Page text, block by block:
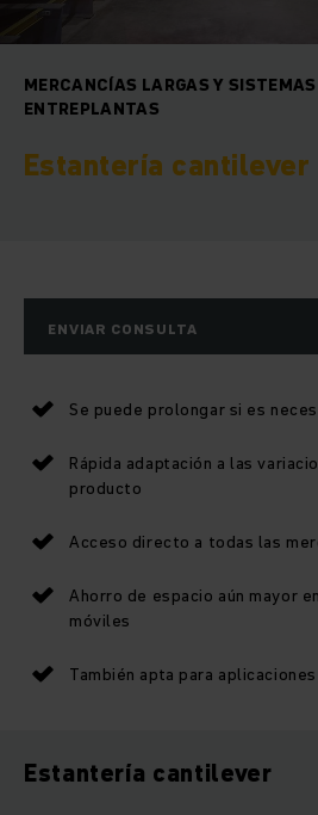
MERCANCÍAS LARGAS Y
ENTREPLANTAS
Estantería cantilever
ENVIAR CONSULTA
Se puede prolongar si es
Rápida adaptación a las
producto
Acceso directo a todas las
Ahorro de espacio aún mayor
móviles
También apta para
Estantería cantilever